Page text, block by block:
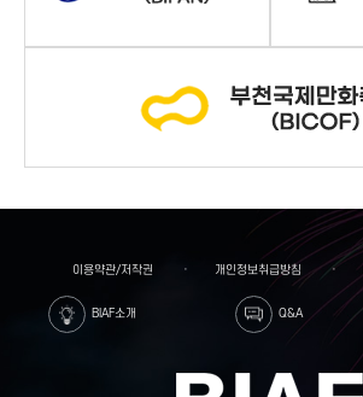
이용약관/저작권 개인정보취급방침
BIAF소개 Q&A